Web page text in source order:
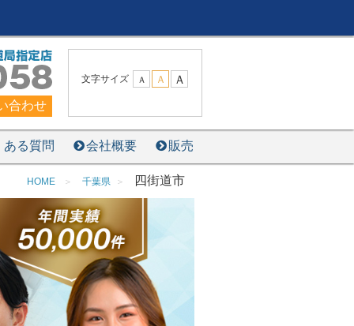
合わせ
文字サイズ Ａ Ａ Ａ
ある質問 会社概要 販売
HOME 千葉県 四街道市